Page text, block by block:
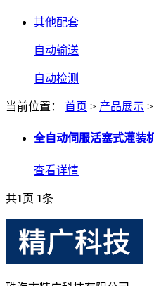
其他配套
自动输送
自动检测
当前位置： 首页 > 产品展示 >
全自动伺服活塞式灌装
查看详情
共1页 1条